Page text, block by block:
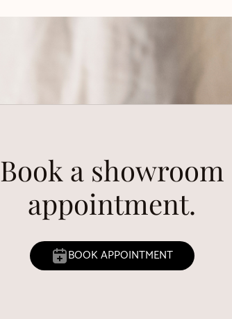
Book a showroom
appointment.
BOOK APPOINTMENT